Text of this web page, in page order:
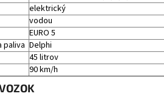
elektrický
vodou
EURO 5
paliva Delphi
45 litrov
90 km/h